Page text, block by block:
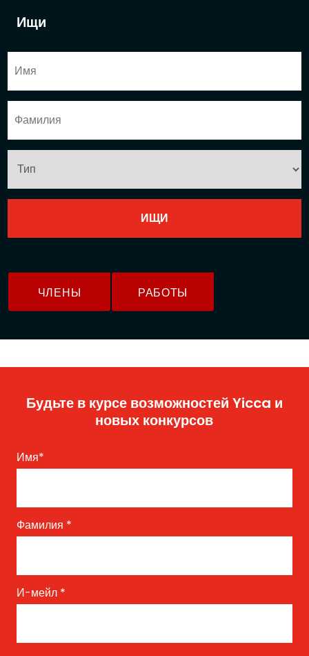
Ищи
ЧЛЕНЫ РАБОТЫ
Будьте в курсе возможностей Yicca и
новых конкурсов
Имя*
Фамилия *
И-мейл *